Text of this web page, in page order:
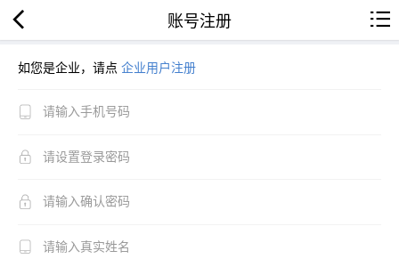
账号注册
如您是企业，请点 企业用户注册